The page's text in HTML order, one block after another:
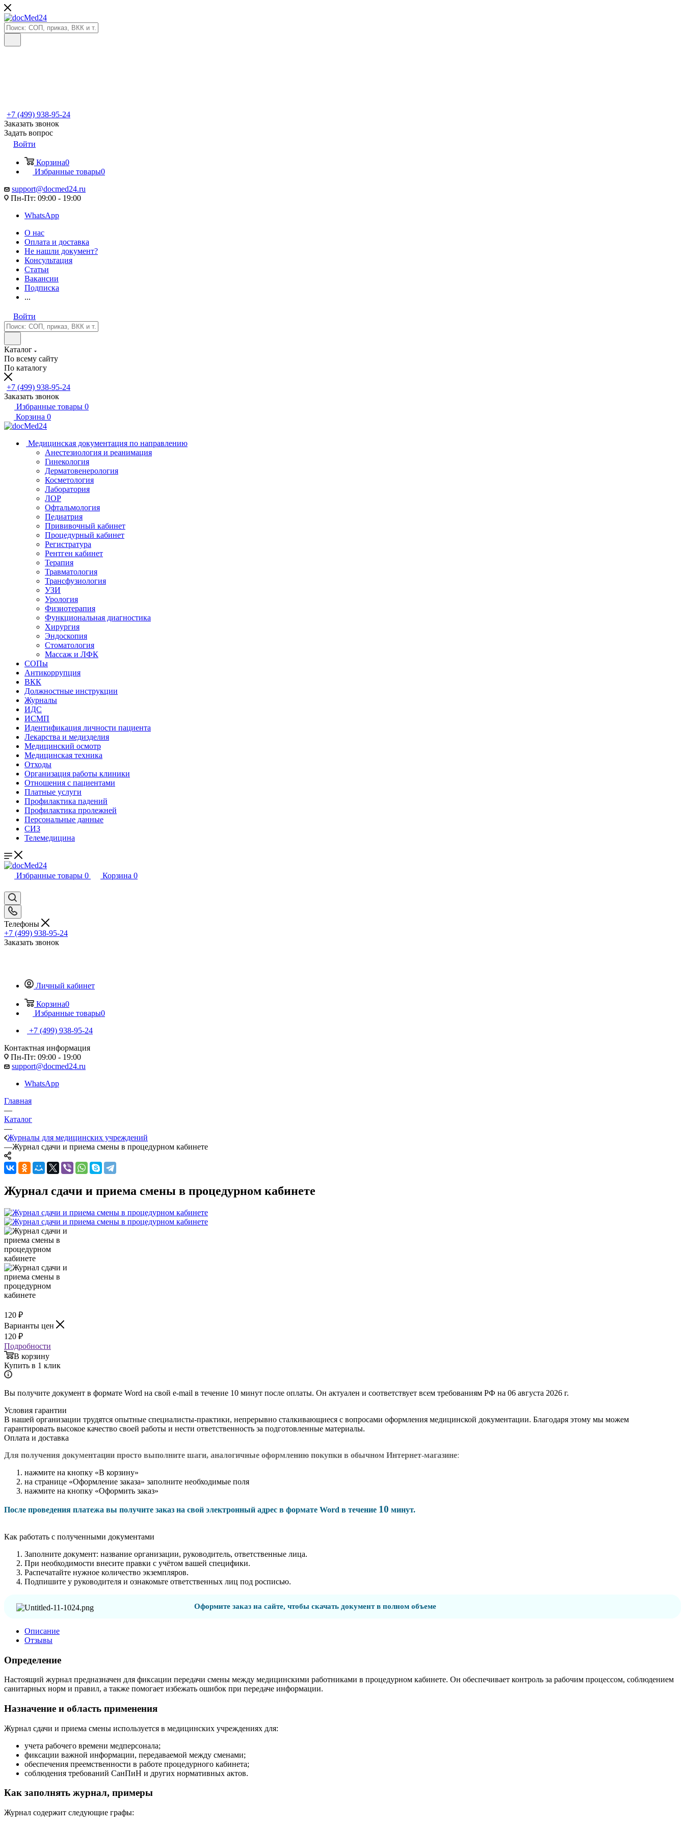
+7 (499) 938-95-24
Заказать звонок
Задать вопрос
Войти
Корзина0
Избранные товары0
support@docmed24.ru
Пн-Пт: 09:00 - 19:00
WhatsApp
О нас
Оплата и доставка
Не нашли документ?
Консультация
Статьи
Вакансии
Подписка
...
Войти
Каталог
По всему сайту
По каталогу
+7 (499) 938-95-24
Заказать звонок
Избранные товары 0
Корзина 0
Медицинская документация по направлению
Анестезиология и реанимация
Гинекология
Дерматовенерология
Косметология
Лаборатория
ЛОР
Офтальмология
Педиатрия
Прививочный кабинет
Процедурный кабинет
Регистратура
Рентген кабинет
Терапия
Травматология
Трансфузиология
УЗИ
Урология
Физиотерапия
Функциональная диагностика
Хирургия
Эндоскопия
Стоматология
Массаж и ЛФК
СОПы
Антикоррупция
ВКК
Должностные инструкции
Журналы
ИДС
ИСМП
Идентификация личности пациента
Лекарства и медизделия
Медицинский осмотр
Медицинская техника
Отходы
Организация работы клиники
Отношения с пациентами
Платные услуги
Профилактика падений
Профилактика пролежней
Персональные данные
СИЗ
Телемедицина
Избранные товары 0 Корзина 0
Телефоны
+7 (499) 938-95-24
Заказать звонок
Личный кабинет
Корзина0
Избранные товары0
+7 (499) 938-95-24
Контактная информация
Пн-Пт: 09:00 - 19:00
support@docmed24.ru
WhatsApp
Главная
—
Каталог
—
Журналы для медицинских учреждений
—Журнал сдачи и приема смены в процедурном кабинете
Журнал сдачи и приема смены в процедурном кабинете
120 ₽
Варианты цен
120 ₽
Подробности
В корзину
Купить в 1 клик
Вы получите документ в формате Word на свой e-mail в течение 10 минут после оплаты. Он актуален и соответствует всем требованиям РФ на 06 августа 2026 г.
Условия гарантии
В нашей организации трудятся опытные специалисты-практики, непрерывно сталкивающиеся с вопросами оформления медицинской документации. Благодаря этому мы можем
гарантировать высокое качество своей работы и нести ответственность за подготовленные материалы.
Оплата и доставка
Для получения документации просто выполните шаги, аналогичные оформлению покупки в обычном Интернет-магазине:
нажмите на кнопку «В корзину»
на странице «Оформление заказа» заполните необходимые поля
нажмите на кнопку «Оформить заказ»
После проведения платежа вы получите заказ на свой электронный адрес в формате Word в течение 10 минут.
Как работать с полученными документами
Заполните документ: название организации, руководитель, ответственные лица.
При необходимости внесите правки с учётом вашей специфики.
Распечатайте нужное количество экземпляров.
Подпишите у руководителя и ознакомьте ответственных лиц под росписью.
Оформите заказ на сайте, чтобы скачать документ в полном объеме
Описание
Отзывы
Определение
Настоящий журнал предназначен для фиксации передачи смены между медицинскими работниками в процедурном кабинете. Он обеспечивает контроль за рабочим процессом, соблюдением
санитарных норм и правил, а также помогает избежать ошибок при передаче информации.
Назначение и область применения
Журнал сдачи и приема смены используется в медицинских учреждениях для:
учета рабочего времени медперсонала;
фиксации важной информации, передаваемой между сменами;
обеспечения преемственности в работе процедурного кабинета;
соблюдения требований СанПиН и других нормативных актов.
Как заполнять журнал, примеры
Журнал содержит следующие графы: